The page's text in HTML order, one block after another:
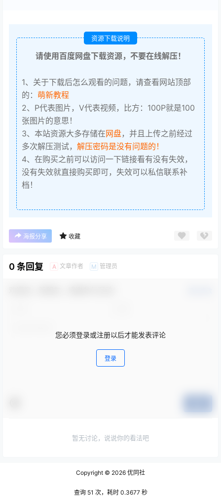
资源下载说明
请使用百度网盘下载资源，不要在线解压！
1、关于下载后怎么观看的问题，请查看网站顶部
的： 萌新教程
2、P代表图片，V代表视频，比方：100P就是100
张图片的意思！
3、本站资源大多存储在网盘，并且上传之前经过
多次解压测试， 解压密码是没有问题的！
4、在购买之前可以访问一下链接看有没有失效，
没有失效就直接购买即可，失效可以私信联系补
档！
海报分享 收藏
0 条回复 A 文章作者 M 管理员
您必须登录或注册以后才能发表评论
登录
暂无讨论，说说你的看法吧
Copyright © 2026 优同社
查询 51 次，耗时 0.3677 秒